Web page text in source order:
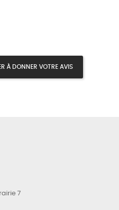
À DONNER VOTRE AVIS
7